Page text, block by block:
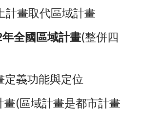
土計畫取代區域計畫
年全國區域計畫(整併四
定義功能與定位
畫(區域計畫是都市計畫